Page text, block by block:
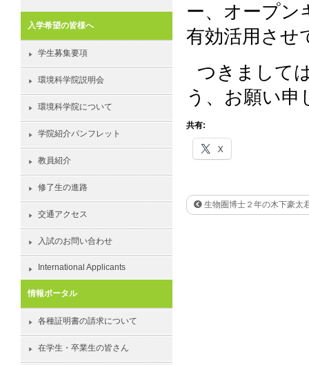
ー、オープン
有効活用させ
つきまして
う、お願い申
共有:
X
生物圏博士２年の木下豪太
入学希望の皆様へ
学生募集要項
環境科学院説明会
環境科学院について
学院紹介パンフレット
教員紹介
修了生の進路
交通アクセス
入試のお問い合わせ
International Applicants
情報ポータル
各種証明書の請求について
在学生・卒業生の皆さん